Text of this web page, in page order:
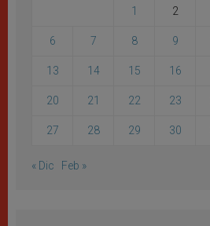
1 2
6 7 8 9
13 14 15 16
20 21 22 23
27 28 29 30
« Dic Feb »